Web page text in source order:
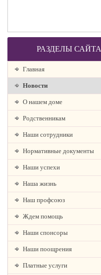
РАЗДЕЛЫ САЙТА
Главная
Новости
О нашем доме
Родственникам
Наши сотрудники
Нормативные документы
Наши успехи
Наша жизнь
Наш профсоюз
Ждем помощь
Наши спонсоры
Наши поощрения
Платные услуги